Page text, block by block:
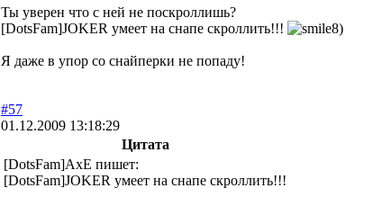
Ты уверен что с ней не поскроллишь?
[DotsFam]JOKER умеет на снапе скроллить!!!
Я даже в упор со снайперки не попаду!
#57
01.12.2009 13:18:29
Цитата
[DotsFam]AxE пишет:
[DotsFam]JOKER умеет на снапе скроллить!!!